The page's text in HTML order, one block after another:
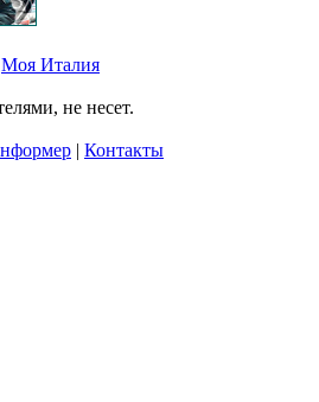
Моя Италия
не несет.
| Контакты